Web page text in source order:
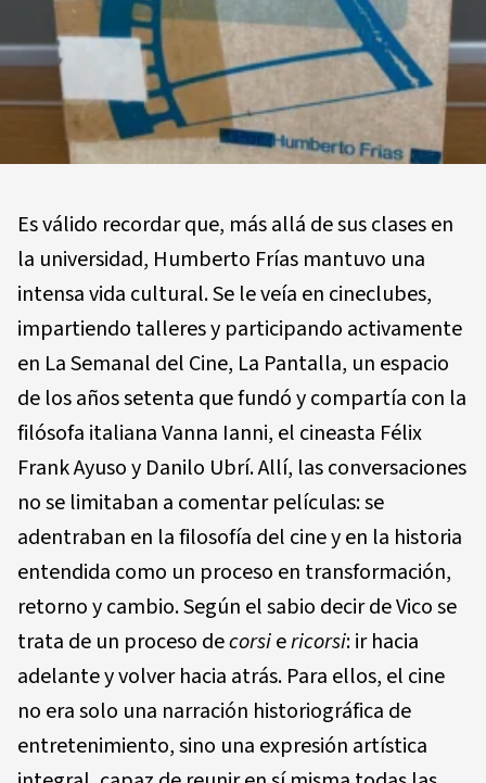
Es válido recordar que, más allá de sus clases en
la universidad, Humberto Frías mantuvo una
intensa vida cultural. Se le veía en cineclubes,
impartiendo talleres y participando activamente
en La Semanal del Cine, La Pantalla, un espacio
de los años setenta que fundó y compartía con la
filósofa italiana Vanna Ianni, el cineasta Félix
Frank Ayuso y Danilo Ubrí. Allí, las conversaciones
no se limitaban a comentar películas: se
adentraban en la filosofía del cine y en la historia
entendida como un proceso en transformación,
retorno y cambio. Según el sabio decir de Vico se
trata de un proceso decorsiericorsi: ir hacia
adelante y volver hacia atrás. Para ellos, el cine
no era solo una narración historiográfica de
entretenimiento, sino una expresión artística